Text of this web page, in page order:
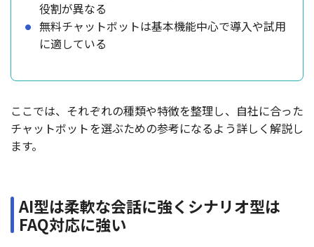
役割が異なる
無料チャットボットは基本機能中心で導入や試用
に適している
ここでは、それぞれの種類や特徴を整理し、自社に合った
チャットボットを選ぶための参考になるよう詳しく解説し
ます。
AI型は柔軟な会話に強くシナリオ型は
FAQ対応に強い